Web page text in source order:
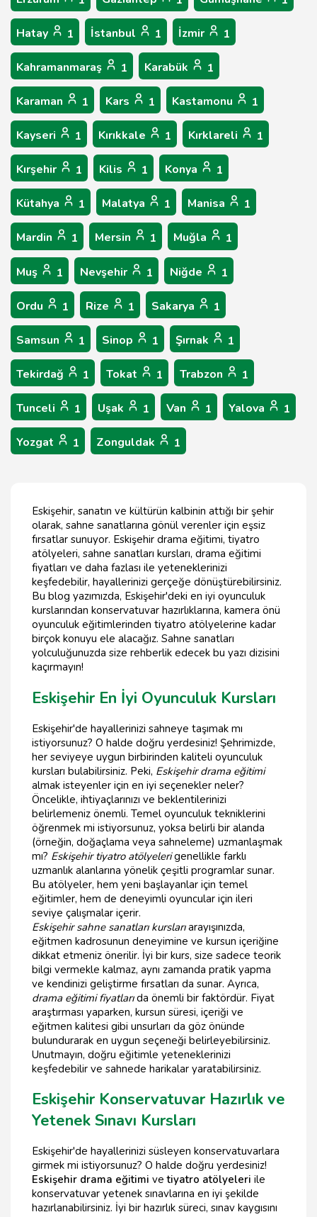
Hatay 1 İstanbul 1 İzmir 1
Kahramanmaraş 1 Karabük 1
Karaman 1 Kars 1 Kastamonu 1
Kayseri 1 Kırıkkale 1 Kırklareli 1
Kırşehir 1 Kilis 1 Konya 1
Kütahya 1 Malatya 1 Manisa 1
Mardin 1 Mersin 1 Muğla 1
Muş 1 Nevşehir 1 Niğde 1
Ordu 1 Rize 1 Sakarya 1
Samsun 1 Sinop 1 Şırnak 1
Tekirdağ 1 Tokat 1 Trabzon 1
Tunceli 1 Uşak 1 Van 1 Yalova 1
Yozgat 1 Zonguldak 1
Eskişehir, sanatın ve kültürün kalbinin attığı bir şehir
olarak, sahne sanatlarına gönül verenler için eşsiz
fırsatlar sunuyor. Eskişehir drama eğitimi, tiyatro
atölyeleri, sahne sanatları kursları, drama eğitimi
fiyatları ve daha fazlası ile yeteneklerinizi
keşfedebilir, hayallerinizi gerçeğe dönüştürebilirsiniz.
Bu blog yazımızda, Eskişehir'deki en iyi oyunculuk
kurslarından konservatuvar hazırlıklarına, kamera önü
oyunculuk eğitimlerinden tiyatro atölyelerine kadar
birçok konuyu ele alacağız. Sahne sanatları
yolculuğunuzda size rehberlik edecek bu yazı dizisini
kaçırmayın!
Eskişehir En İyi Oyunculuk Kursları
Eskişehir'de hayallerinizi sahneye taşımak mı
istiyorsunuz? O halde doğru yerdesiniz! Şehrimizde,
her seviyeye uygun birbirinden kaliteli oyunculuk
kursları bulabilirsiniz. Peki, Eskişehir drama eğitimi
almak isteyenler için en iyi seçenekler neler?
Öncelikle, ihtiyaçlarınızı ve beklentilerinizi
belirlemeniz önemli. Temel oyunculuk tekniklerini
öğrenmek mi istiyorsunuz, yoksa belirli bir alanda
(örneğin, doğaçlama veya sahneleme) uzmanlaşmak
mı? Eskişehir tiyatro atölyelerigenellikle farklı
uzmanlık alanlarına yönelik çeşitli programlar sunar.
Bu atölyeler, hem yeni başlayanlar için temel
eğitimler, hem de deneyimli oyuncular için ileri
seviye çalışmalar içerir.
Eskişehir sahne sanatları kurslarıarayışınızda,
eğitmen kadrosunun deneyimine ve kursun içeriğine
dikkat etmeniz önerilir. İyi bir kurs, size sadece teorik
bilgi vermekle kalmaz, aynı zamanda pratik yapma
ve kendinizi geliştirme fırsatları da sunar. Ayrıca,
drama eğitimi fiyatlarıda önemli bir faktördür. Fiyat
araştırması yaparken, kursun süresi, içeriği ve
eğitmen kalitesi gibi unsurları da göz önünde
bulundurarak en uygun seçeneği belirleyebilirsiniz.
Unutmayın, doğru eğitimle yeteneklerinizi
keşfedebilir ve sahnede harikalar yaratabilirsiniz.
Eskişehir Konservatuvar Hazırlık ve
Yetenek Sınavı Kursları
Eskişehir'de hayallerinizi süsleyen konservatuvarlara
girmek mi istiyorsunuz? O halde doğru yerdesiniz!
Eskişehir drama eğitimi vetiyatro atölyeleri ile
konservatuvar yetenek sınavlarına en iyi şekilde
hazırlanabilirsiniz. İyi bir hazırlık süreci, sınav kaygısını